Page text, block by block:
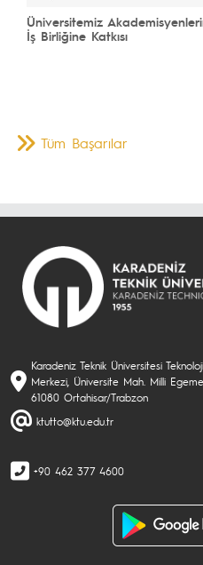
Üniversitemiz
İş Birliğine Katkısı
Tüm Başarılar
Karadeniz Teknik Üniversitesi
Merkezi, Üniversite Mah. Milli
61080 Ortahisar/Trabzon
ktutto@ktu.edu.tr
+90 462 377 4600